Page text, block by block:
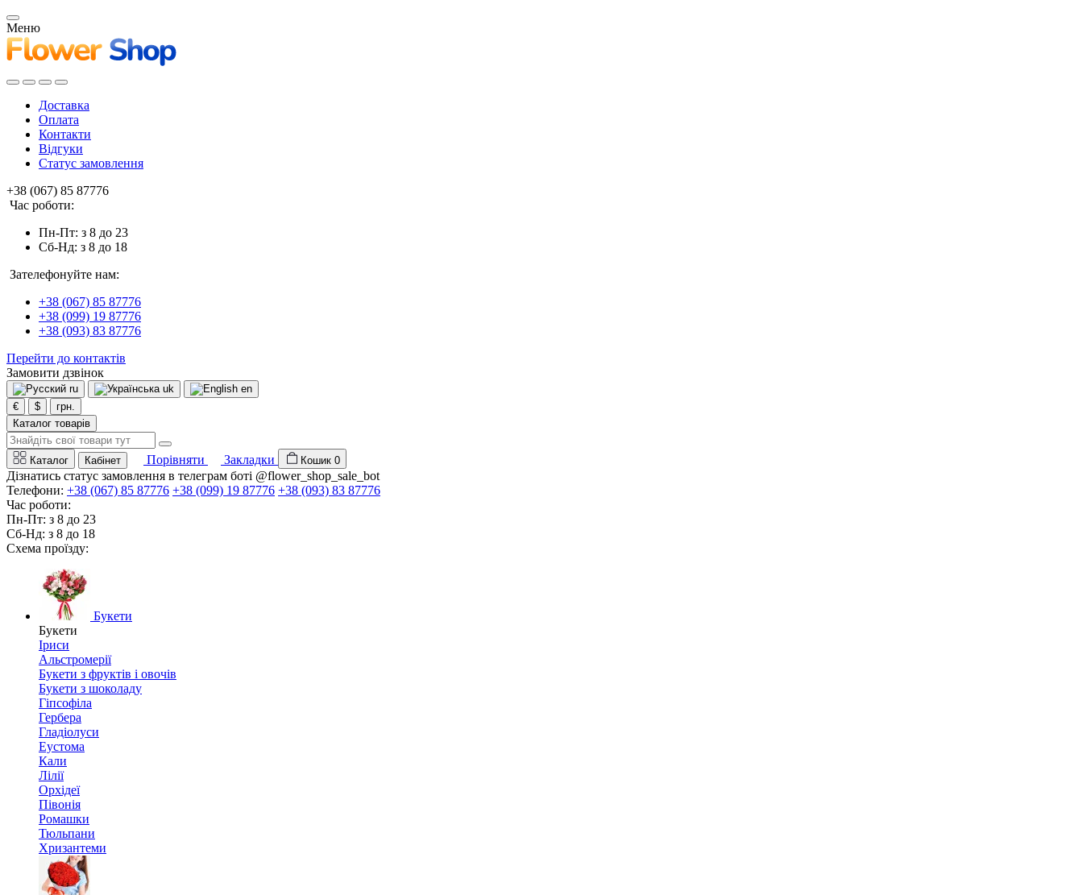
Меню
Доставка
Оплата
Контакти
Відгуки
Статус замовлення
+38 (067) 85 87776
Час роботи:
Пн-Пт: з 8 до 23
Сб-Нд: з 8 до 18
Зателефонуйте нам:
+38 (067) 85 87776
+38 (099) 19 87776
+38 (093) 83 87776
Перейти до контактів
Замовити дзвінок
ru uk
en
€
$
грн.
Каталог товарів
Каталог Кабінет Порівняти Закладки Кошик 0
Дізнатись статус замовлення в телеграм боті @flower_shop_sale_bot
Телефони: +38 (067) 85 87776 +38 (099) 19 87776 +38 (093) 83 87776
Час роботи:
Пн-Пт: з 8 до 23
Сб-Нд: з 8 до 18
Схема проїзду:
Букети
Букети
Іриси
Альстромерії
Букети з фруктів і овочів
Букети з шоколаду
Гіпсофіла
Гербера
Гладіолуси
Еустома
Кали
Лілії
Орхідеї
Півонія
Ромашки
Тюльпани
Хризантеми